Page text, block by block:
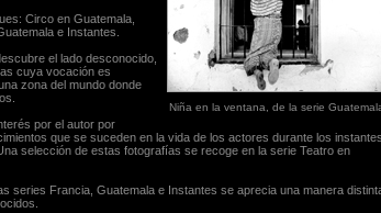
Niña en la ventana, de la serie
Circo en Guatemala,
e Instantes.
el lado desconocido,
cuya vocación es
zona del mundo donde
por el autor por
que se suceden en la vida de los actores durante los instantes
selección de estas fotografías se recoge en la serie Teatro en
series Francia, Guatemala e Instantes se aprecia una manera